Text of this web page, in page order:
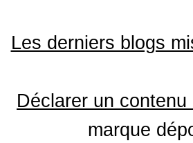
Les derniers blogs
Déclarer un contenu
marque